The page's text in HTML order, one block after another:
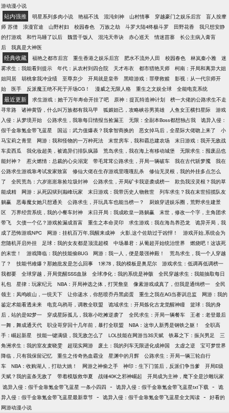
胸大的优先！”【无限金币】【透视】【兽族语言】
【无敌强化】【万能鉴定】【神级医术】【抽奖系
统】… “做人不装逼，和咸鱼有什么区别？总有一天，
我要成为世界第一的装逼王！”
游动漫小说
站内强推 明星系列多肉小说 艳福不浅 混沌剑神 山村情事 穿越豪门之娱乐后宫
盲人按摩
师 苏倩
浪漫官途 山野村妇 校园春色 万族之劫 斗罗大陆4终极斗罗 田野花香
我只想安静
的打游戏
和竹马睡了以后 魏晋干饭人 混沌天帝诀 赤心巡天 情迷苗寨
长公主病入膏肓
后
我真是大神医
经典收藏 福艳之都市后宫 重生香港之娱乐后宫 肥水不流外人田 校园春色 林岚秦小雅
迷
雾求生：我能看到提示
年代：从农村到四合院 天才布衣 都市猎艳天师
柯南：开局和离异大姐
姐同居
胡桃拿我冲业绩 至尊弃少 开局就是皇帝 黑暗游戏：罪孽救赎
影视：从一代宗师开
始
医手 反派魔王绝不死于开场CG！ 漫威之无限人格 重生之文娱全球 全能电竞系统
最近更新 求生游戏：她千万年寿命开挂了吧 原神：提瓦特造神计划
榜一大佬的公路求生不走
寻常路
诸神黄昏，什么叫万族都有我马甲 狐媚妲己，攻略峡谷男英雄 人鱼女王横扫星际
游戏
入侵：从梦境开始
公路求生，我靠每日情报当捡漏王 无限：全副本Boss都想独占我
诡异入侵：
假千金靠氪金带飞蓝星
国运：武力值爆表？我拿智商换的 恶女掉马后，全星际大佬吻上来了
小
马宝莉之青里
网游：我和怪物的一万种死法 末世房车，我和霸总建农场
末日游戏：我开无敌战
车卖西瓜
我化妆超美，被诡异们排队疯舔 荒岛求生，我在海上有移动城堡
无限求生：囤废品也
能封神？
惹火燃情：总裁的心尖溺宠 带毛茸茸公路求生，开局一辆破车 我在古代斩梦魇
我在
公路求生游戏靠考试发家致富
修仙大佬在生存游戏里嘎嘎乱杀
修仙无灵根，我的外挂多点怎么
了
全民荒岛：六岁崽崽靠捡垃圾封神 公路求生，开局矿卡我逆袭成榜一
欺负我没灵根？我的草
能成精
网游：从死囚狱到巅峰玩家 末日游戏：我带历史人物救世
列车求生？我在末世招揽队友
躺赢
恶毒魔女她只想通关 公路求生，开玩具车也能当榜一？
厨娘穿进娱乐圈，荒野求生建景
区
万界经营系统，我的小餐车封神 末日开局：我成欧皇一路躺赢
末世，修改一个字，主角团求
带飞
欠债一个亿？游戏捡漏成首富 重生之本命灵印 求生游戏：我在海岛养恐龙
诡异开局，我
成了恐怖游戏NPC
网游：挂机百万年,我醒来成神 火影,这个佐助过于凶悍！
游戏开始,系统会为
您随机开启外挂
足球：我的女友都是顶流超模 中场暴君：从葡超开始统治世界
燃烧吧！这该死
的末世！
游戏降临：我的技能偷BUG 网游：我一人，便是最强神殿！
荒岛求生，我一个人穿越
了？
技能书难爆？那她批发是怎么回事 1米78，我的模板是奥尼尔
游戏求生：低调再低调榜一
我都要
全球穿越，开局觉醒SSS血脉 全球净化：我的系统是神骸
全民穿越求生：我能抽取每日
礼包
星律：玩家纪元 NBA：开局神选之体，打哭詹皇 像素游戏成真了，但我是通缉榜一
全民
领主：凤鸣岐山，一统天下
让你递水，你怒喷乔丹黑卤蛋 重生之我在AG当赛训总监
网游：我的
鉴定术能看透未来
电竞乌鸦哥，调教全联盟 诡域求生：开局炼化古龙觉醒神瞳
篮球：我的身
后，站的是92梦一
穿成星际孤儿，我靠小吃摊逆袭了 全民求生：开局一辆餐车
王者：老登最后
一舞，舞成通天代
职业哥穿回十几年前，暴打全联盟 NBA：这华人新秀是钢铁之躯！
全职高
手：崛起新星
技能一键满级，我无敌怎么了 LOL技能在网游当3S天赋 铁幕之下：振兴男足
三
角洲求生：我的室友麦晓雯
超现实网游 废土：我的列车无限进化成神国 太虚之逆
宝可梦世界
降临，只有我保留记忆
重生之传奇热血霸业 星渊中的月辉
公路求生：开局一辆三轮自行
车
NBA：收购湖人，打劫大姚！ 网游之神偷之手 神印：生下门笛后，反派们争当爹
开局E级
天赋？我的蓝条无敌了
带着模版救华夏 战锤40K之邪神崛起
开局成为主神，麾下全是沙雕玩家
诡异入侵：假千金靠氪金带飞蓝星 一条小四四 - 诡异入侵：假千金靠氪金带飞蓝星txt下载 - 诡
异入侵：假千金靠氪金带飞蓝星最新章节 - 诡异入侵：假千金靠氪金带飞蓝星全文阅读 - 好看的
网游动漫小说